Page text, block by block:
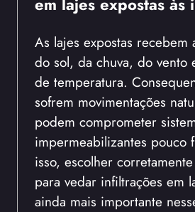
As lajes expostas recebem
do sol, da chuva, do vento
de temperatura.
sofrem movimentações
podem comprometer
impermeabilizantes pouco
isso, escolher
para vedar infiltrações em
ainda mais importante